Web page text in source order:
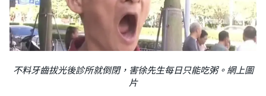
不料牙齒拔光後診所就倒閉，害徐先生每日只能吃粥。網上圖
片